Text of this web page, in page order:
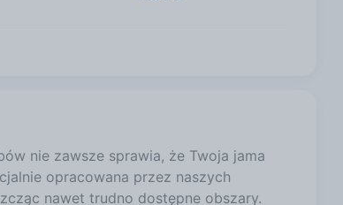
nie zawsze sprawia, że Twoja jama
opracowana przez naszych
nawet trudno dostępne obszary.